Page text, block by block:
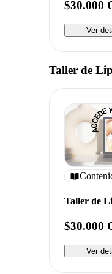
$30.000
Ver
Taller de
Taller de
$30.000
Ver